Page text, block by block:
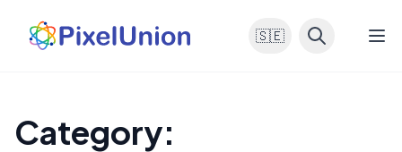
🇸🇪
Category: